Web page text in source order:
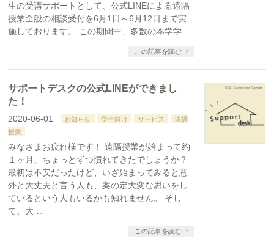
生の受講サポートとして、公式LINEによる遠隔
授業全般の相談受付を6月1日～6月12日まで実
施しております。 この期間中、多数の本学学 …
この記事を読む
サポートデスクの公式LINEができまし
た！
2020-06-01 お知らせ 学生向け サービス
遠隔
授業
みなさまお疲れ様です！ 遠隔授業が始まって約
１ヶ月、ちょっとずつ慣れてきたでしょうか？
最初は不安だったけど、いざ始まってみると意
外と大丈夫と言う人も、案の定大変な思いをし
ているという人もいるかも知れません。 そし
て、大 …
この記事を読む